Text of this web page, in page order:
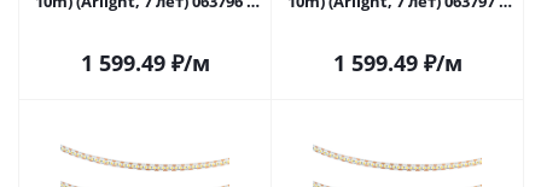
1 599.49₽/м 1 599.49₽/м